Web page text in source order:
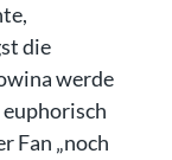
die
werde
Fan „noch